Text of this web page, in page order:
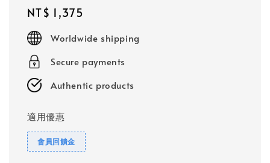
Regular
price
NT$ 1,375
Worldwide shipping
Secure payments
Authentic products
適用優惠
會員回饋金